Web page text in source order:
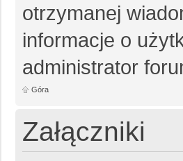
otrzymanej
informacje o
administrator
Góra
Załączniki